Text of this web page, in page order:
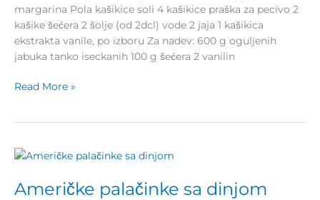
margarina Pola kašikice soli 4 kašikice praška za pecivo 2
kašike šećera 2 šolje (od 2dcl) vode 2 jaja 1 kašikica
ekstrakta vanile, po izboru Za nadev: 600 g oguljenih
jabuka tanko iseckanih 100 g šećera 2 vanilin
Read More »
Američke palačinke sa dinjom
Američke
sa